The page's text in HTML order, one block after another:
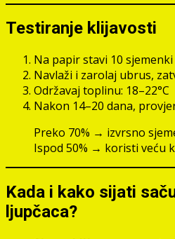
Testiranje klijavosti
Na papir stavi 10 sjemenki
Navlaži i zarolaj ubrus,
Održavaj toplinu: 18–22°C
Nakon 14–20 dana,
Preko 70% → izvrsno
Ispod 50% → koristi veću
Kada i kako sijati
ljupčaca?